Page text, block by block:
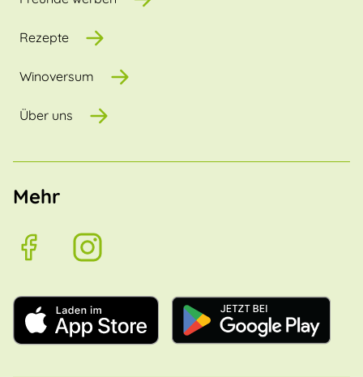
Rezepte
Winoversum
Über uns
Mehr